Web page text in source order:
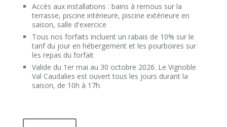
Accès aux installations : bains à remous sur la
terrasse, piscine intérieure, piscine extérieure en
saison, salle d'exercice
Tous nos forfaits incluent un rabais de 10% sur le
tarif du jour en hébergement et les pourboires sur
les repas du forfait
Valide du 1er mai au 30 octobre 2026. Le Vignoble
Val Caudalies est ouvert tous les jours durant la
saison, de 10h à 17h.